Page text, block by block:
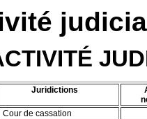
Juridictions
Cour de cassation